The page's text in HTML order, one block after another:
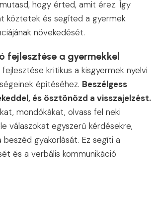
hogy érted, amit érez. Így
köztetek és segíted a gyermek
növekedését.
fejlesztése a gyermekkel
kritikus a kisgyermek nyelvi
építéséhez. Beszélgess
és ösztönözd a visszajelzést.
mondókákat, olvass fel neki
válaszokat egyszerű kérdésekre,
gyakorlását. Ez segíti a
és a verbális kommunikáció